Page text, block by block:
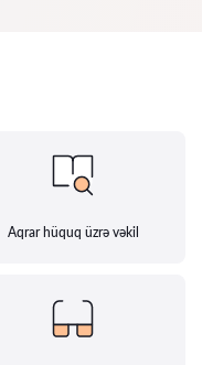
Aqrar hüquq üzrə vəkil